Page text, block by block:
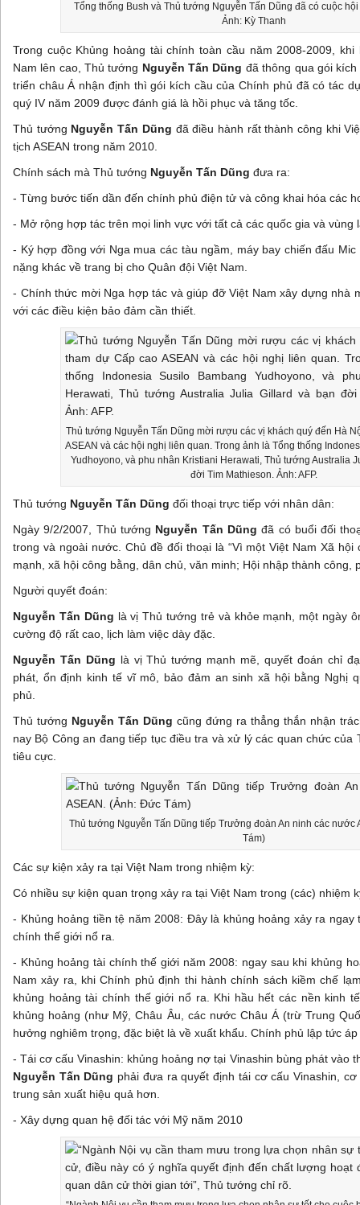
Tổng thống Bush và Thủ tướng Nguyễn Tấn Dũng đã có cuộc
Ảnh: Kỳ Thanh
Trong cuộc Khủng hoảng tài chính toàn cầu năm 2008-2009,
Nam lên cao, Thủ tướng Nguyễn Tấn Dũng đã thông qua gói
triển châu Á nhận định thì gói kích cầu của Chính phủ đã có tác
quý IV năm 2009 được đánh giá là hồi phục và tăng tốc.
Thủ tướng Nguyễn Tấn Dũng đã điều hành rất thành công khi
tịch ASEAN trong năm 2010.
Chính sách mà Thủ tướng Nguyễn Tấn Dũng đưa ra:
- Từng bước tiến dần đến chính phủ điện tử và công khai hóa các
- Mở rộng hợp tác trên mọi linh vực với tất cả các quốc gia và vùng
- Ký hợp đồng với Nga mua các tàu ngầm, máy bay chiến đấu
nặng khác về trang bị cho Quân đội Việt Nam.
- Chính thức mời Nga hợp tác và giúp đỡ Việt Nam xây dựng nhà
với các điều kiện bảo đảm cần thiết.
Thủ tướng Nguyễn Tấn Dũng mời rượu các vị khách quý đến Hà
ASEAN và các hội nghị liên quan. Trong ảnh là Tổng thống
Yudhoyono, và phu nhân Kristiani Herawati, Thủ tướng Australia
đời Tim Mathieson. Ảnh: AFP.
Thủ tướng Nguyễn Tấn Dũng đối thoại trực tiếp với nhân dân:
Ngày 9/2/2007, Thủ tướng Nguyễn Tấn Dũng đã có buổi đối
trong và ngoài nước. Chủ đề đối thoại là “Vì một Việt Nam Xã
mạnh, xã hội công bằng, dân chủ, văn minh; Hội nhập thành công,
Người quyết đoán:
Nguyễn Tấn Dũng là vị Thủ tướng trẻ và khỏe mạnh, một ngày
cường độ rất cao, lịch làm việc dày đặc.
Nguyễn Tấn Dũng là vị Thủ tướng mạnh mẽ, quyết đoán chỉ
phát, ổn định kinh tế vĩ mô, bảo đảm an sinh xã hội bằng Nghị
phủ.
Thủ tướng Nguyễn Tấn Dũng cũng đứng ra thẳng thắn nhận
nay Bộ Công an đang tiếp tục điều tra và xử lý các quan chức của
tiêu cực.
Thủ tướng Nguyễn Tấn Dũng tiếp Trưởng đoàn An ninh các nước
Tám)
Các sự kiện xảy ra tại Việt Nam trong nhiệm kỳ:
Có nhiều sự kiện quan trọng xảy ra tại Việt Nam trong (các) nhiệm
- Khủng hoảng tiền tệ năm 2008: Đây là khủng hoảng xảy ra ngay
chính thế giới nổ ra.
- Khủng hoảng tài chính thế giới năm 2008: ngay sau khi khủng
Nam xảy ra, khi Chính phủ định thi hành chính sách kiềm chế
khủng hoảng tài chính thế giới nổ ra. Khi hầu hết các nền kinh
khủng hoảng (như Mỹ, Châu Âu, các nước Châu Á (trừ Trung
hưởng nghiêm trọng, đặc biệt là về xuất khẩu. Chính phủ lập tức
- Tái cơ cấu Vinashin: khủng hoảng nợ tại Vinashin bùng phát vào
Nguyễn Tấn Dũng phải đưa ra quyết định tái cơ cấu Vinashin,
trung sản xuất hiệu quả hơn.
- Xây dựng quan hệ đối tác với Mỹ năm 2010